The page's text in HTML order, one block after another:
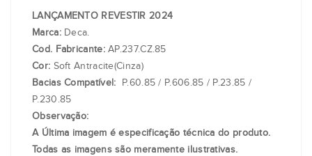
LANÇAMENTO REVESTIR 2024
Marca:Deca.
Cod. Fabricante:AP.237.CZ.85
Cor: Soft Antracite(Cinza)
Bacias Compatível: P.60.85 / P.606.85 / P.23.85 /
P.230.85
Observação:
A Última imagem é especificação técnica do produto.
Todas as imagens são meramente ilustrativas.